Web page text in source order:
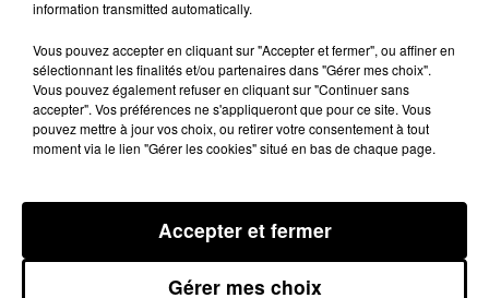
club.
Publié : 2 mai 2015 à 9h59
information transmitted automatically.
Vous pouvez accepter en cliquant sur "Accepter et fermer", ou affiner en
sélectionnant les finalités et/ou partenaires dans "Gérer mes choix".
Vous pouvez également refuser en cliquant sur "Continuer sans
accepter". Vos préférences ne s'appliqueront que pour ce site. Vous
pouvez mettre à jour vos choix, ou retirer votre consentement à tout
moment via le lien "Gérer les cookies" situé en bas de chaque page.
Gérer mes choix
Accepter et fermer